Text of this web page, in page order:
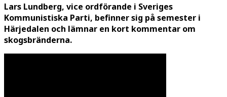
Lars Lundberg, vice ordförande i Sveriges
Kommunistiska Parti, befinner sig på semester i
Härjedalen och lämnar en kort kommentar om
skogsbränderna.